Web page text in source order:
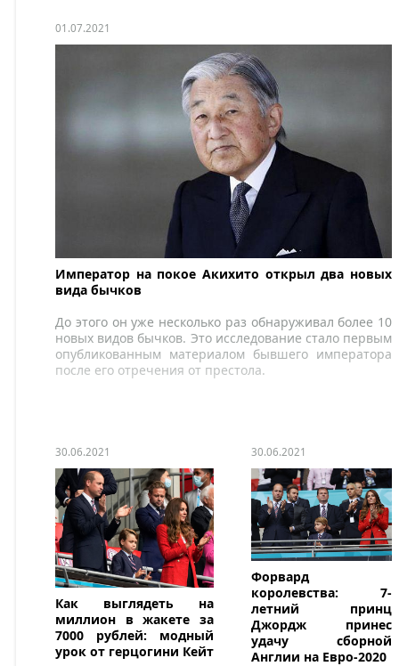
01.07.2021
Император на покое Акихито открыл два новых
вида бычков
До этого он уже несколько раз обнаруживал более 10
новых видов бычков. Это исследование стало первым
опубликованным материалом бывшего императора
после его отречения от престола.
30.06.2021
Как выглядеть на
миллион в жакете за
7000 рублей: модный
урок от герцогини Кейт
30.06.2021
Форвард
королевства: 7-
летний принц
Джордж принес
удачу сборной
Англии на Евро-2020